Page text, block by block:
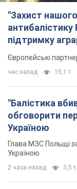
Глава МЗС Польщі
Україною
3,5 т.
Податкова
чоловіків 18-
3 часа назад 14,7